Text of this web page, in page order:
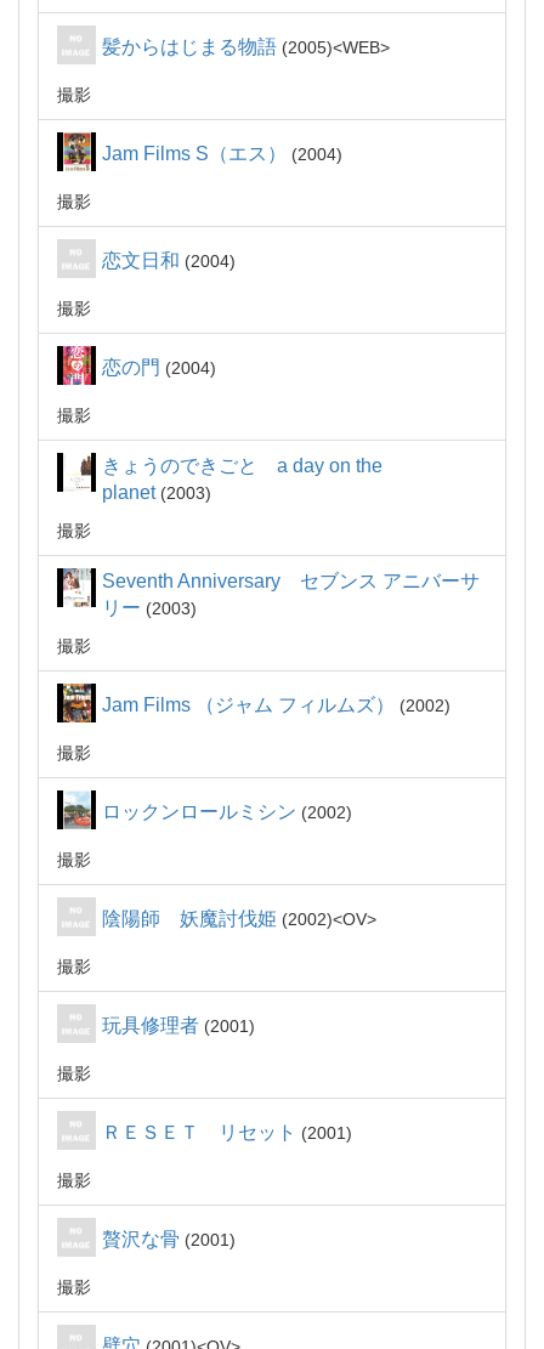
髪からはじまる物語 2005 WEB
撮影
Jam Films S（エス） 2004
撮影
恋文日和 2004
撮影
恋の門 2004
撮影
きょうのできごと a day on the
planet
2003
撮影
Seventh Anniversary セブンス アニバーサ
リー
2003
撮影
Jam Films （ジャム フィルムズ） 2002
撮影
ロックンロールミシン 2002
撮影
陰陽師 妖魔討伐姫 2002 OV
撮影
玩具修理者 2001
撮影
ＲＥＳＥＴ リセット 2001
撮影
贅沢な骨 2001
撮影